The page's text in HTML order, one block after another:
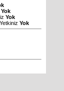
Yok
Yok
Yok